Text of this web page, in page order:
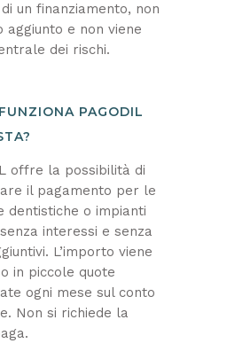
un finanziamento, non
aggiunto e non viene
dei rischi.
PAGODIL
offre la possibilità di
il pagamento per le
dentistiche o impianti
interessi e senza
L’importo viene
in piccole quote
ogni mese sul conto
Non si richiede la